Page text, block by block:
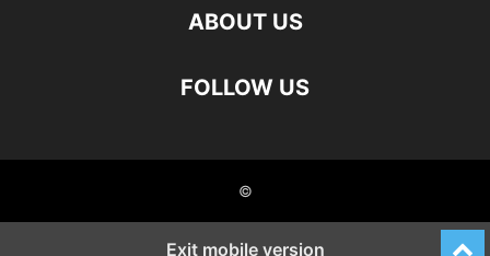
ABOUT US
FOLLOW US
©
Exit mobile version